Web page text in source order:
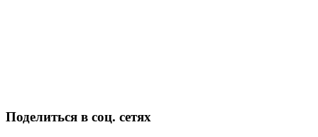
Поделиться в соц. сетях